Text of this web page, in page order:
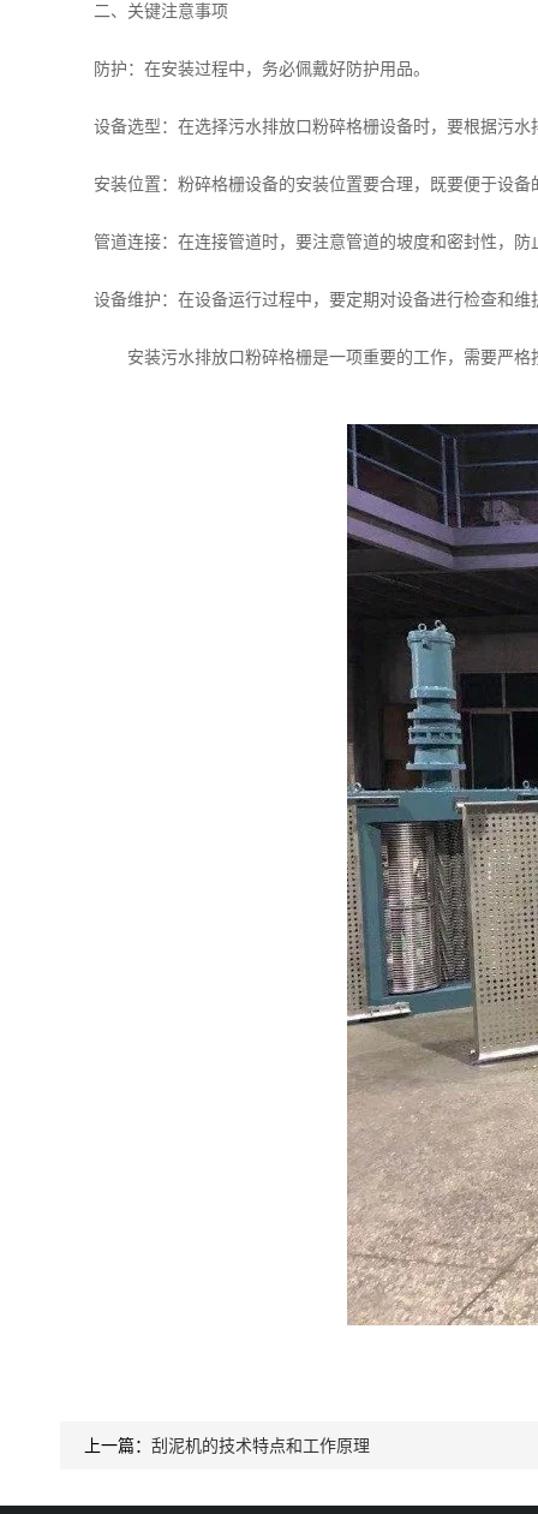
二、关键注意事项
防护：在安装过程中，务必佩戴好防护用品。
设备选型：在选择污水排放口粉碎格栅设备时，要根据污水
安装位置：粉碎格栅设备的安装位置要合理，既要便于设备
管道连接：在连接管道时，要注意管道的坡度和密封性，防
设备维护：在设备运行过程中，要定期对设备进行检查和维
安装污水排放口粉碎格栅是一项重要的工作，需要严格
上一篇： 刮泥机的技术特点和工作原理